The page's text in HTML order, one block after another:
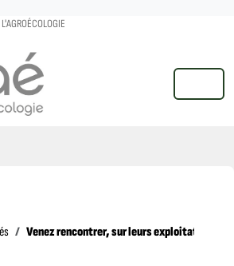
MENU
Venez rencontrer, sur leurs exploitations, 9